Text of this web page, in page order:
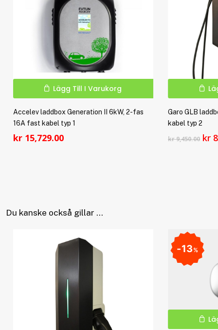
Lägg Till I Varukorg
Accelev laddbox Generation II 6kW, 2-fas
16A fast kabel typ 1
kr15,729.00
Garo GLB
kabel typ 2
kr9,450.00 kr
Du kanske också gillar …
13%